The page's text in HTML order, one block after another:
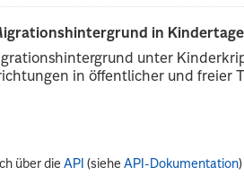
in
unter
in öffentlicher und freier
über dieAPI (sieheAPI-Dokumentation